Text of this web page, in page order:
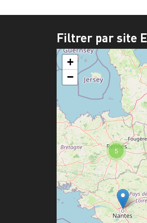
Filtrer par site
5
+
−